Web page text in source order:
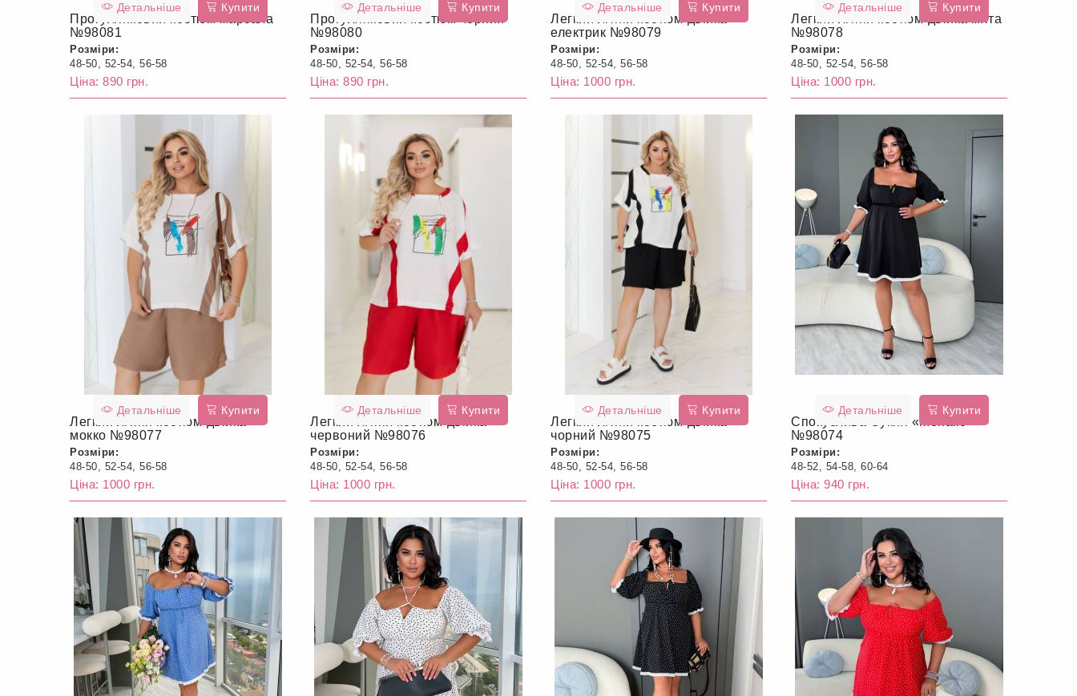
Детальніше Купити
Прогулянковий костюм марсала
№98081
Розміри:
48-50, 52-54, 56-58
Ціна: 890 грн.
Детальніше Купити
Прогулянковий костюм чорний
№98080
Розміри:
48-50, 52-54, 56-58
Ціна: 890 грн.
Детальніше Купити
Легкий літній костюм-двійка
електрик №98079
Розміри:
48-50, 52-54, 56-58
Ціна: 1000 грн.
Детальніше Купити
Легкий літній костюм-двійка мята
№98078
Розміри:
48-50, 52-54, 56-58
Ціна: 1000 грн.
Детальніше Купити
Легкий літній костюм-двійка
мокко №98077
Розміри:
48-50, 52-54, 56-58
Ціна: 1000 грн.
Детальніше Купити
Легкий літній костюм-двійка
червоний №98076
Розміри:
48-50, 52-54, 56-58
Ціна: 1000 грн.
Детальніше Купити
Легкий літній костюм-двійка
чорний №98075
Розміри:
48-50, 52-54, 56-58
Ціна: 1000 грн.
Детальніше Купити
Спокуслива Сукня «Монако»
№98074
Розміри:
48-52, 54-58, 60-64
Ціна: 940 грн.